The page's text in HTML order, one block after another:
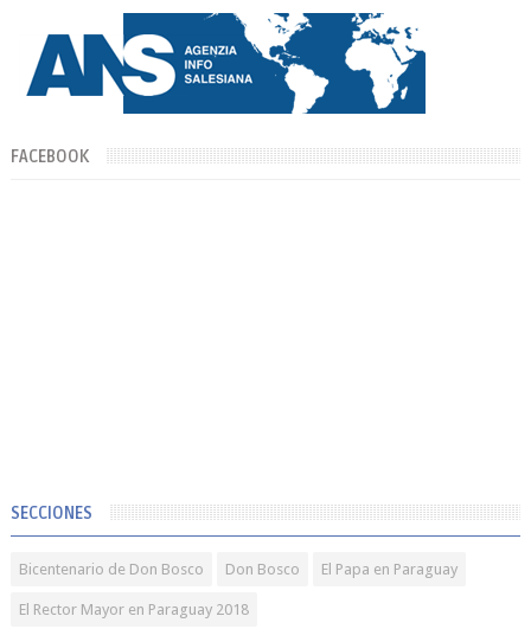
FACEBOOK
SECCIONES
Bicentenario de Don Bosco Don Bosco El Papa en Paraguay
El Rector Mayor en Paraguay 2018